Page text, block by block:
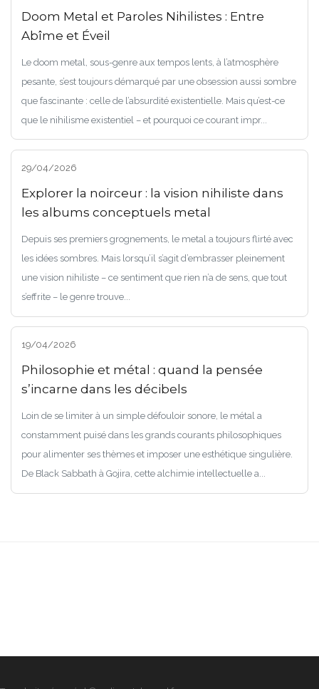
Doom Metal et Paroles Nihilistes : Entre
Abîme et Éveil
Le doom metal, sous-genre aux tempos lents, à l’atmosphère
pesante, s’est toujours démarqué par une obsession aussi sombre
que fascinante : celle de l’absurdité existentielle. Mais qu’est-ce
que le nihilisme existentiel – et pourquoi ce courant impr...
29/04/2026
Explorer la noirceur : la vision nihiliste dans
les albums conceptuels metal
Depuis ses premiers grognements, le metal a toujours flirté avec
les idées sombres. Mais lorsqu’il s’agit d’embrasser pleinement
une vision nihiliste – ce sentiment que rien n’a de sens, que tout
s’effrite – le genre trouve...
19/04/2026
Philosophie et métal : quand la pensée
s’incarne dans les décibels
Loin de se limiter à un simple défouloir sonore, le métal a
constamment puisé dans les grands courants philosophiques
pour alimenter ses thèmes et imposer une esthétique singulière.
De Black Sabbath à Gojira, cette alchimie intellectuelle a...